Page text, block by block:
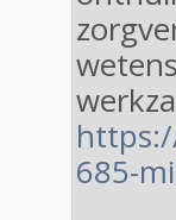
685-